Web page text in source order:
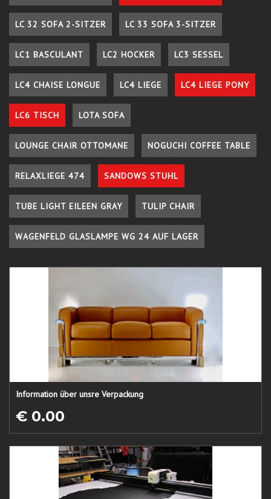
LC 32 SOFA 2-SITZER LC 33 SOFA 3-SITZER
LC1 BASCULANT LC2 HOCKER LC3 SESSEL
LC4 CHAISE LONGUE LC4 LIEGE LC4 LIEGE PONY
LC6 TISCH LOTA SOFA
LOUNGE CHAIR OTTOMANE NOGUCHI COFFEE TABLE
RELAXLIEGE 474 SANDOWS STUHL
TUBE LIGHT EILEEN GRAY TULIP CHAIR
WAGENFELD GLASLAMPE WG 24 AUF LAGER
Information über unsre Verpackung
€ 0.00